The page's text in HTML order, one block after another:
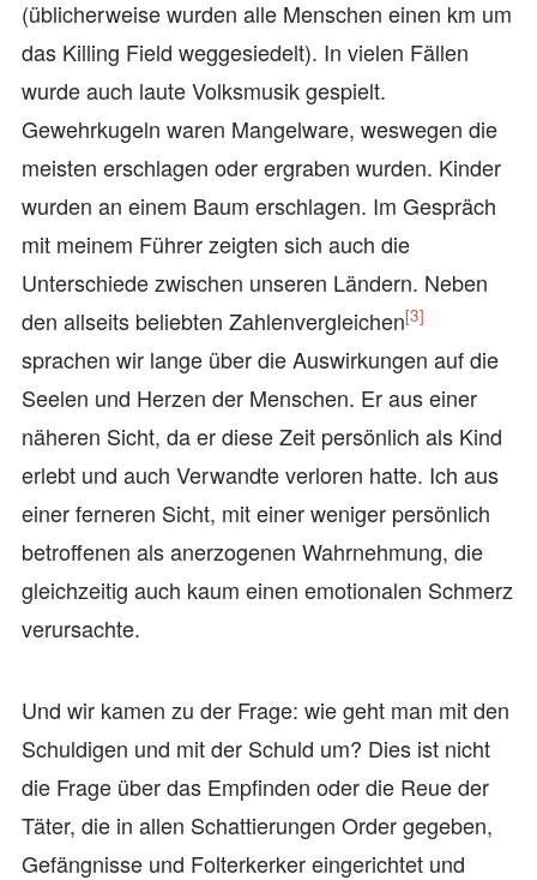
(üblicherweise wurden alle Menschen einen km um
das Killing Field weggesiedelt). In vielen Fällen
wurde auch laute Volksmusik gespielt.
Gewehrkugeln waren Mangelware, weswegen die
meisten erschlagen oder ergraben wurden. Kinder
wurden an einem Baum erschlagen. Im Gespräch
mit meinem Führer zeigten sich auch die
Unterschiede zwischen unseren Ländern. Neben
den allseits beliebten Zahlenvergleichen[3]
sprachen wir lange über die Auswirkungen auf die
Seelen und Herzen der Menschen. Er aus einer
näheren Sicht, da er diese Zeit persönlich als Kind
erlebt und auch Verwandte verloren hatte. Ich aus
einer ferneren Sicht, mit einer weniger persönlich
betroffenen als anerzogenen Wahrnehmung, die
gleichzeitig auch kaum einen emotionalen Schmerz
verursachte.
Und wir kamen zu der Frage: wie geht man mit den
Schuldigen und mit der Schuld um? Dies ist nicht
die Frage über das Empfinden oder die Reue der
Täter, die in allen Schattierungen Order gegeben,
Gefängnisse und Folterkerker eingerichtet und